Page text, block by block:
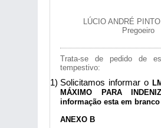
LÚCIO ANDRÉ
Pregoeiro
Trata-se de pedido de
tempestivo:
Solicitamos informar o
MÁXIMO PARA
informação esta em
ANEXO B